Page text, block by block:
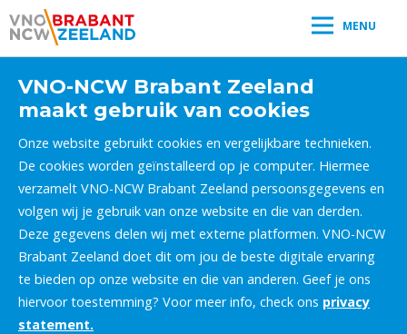
MENU
VNO-NCW Brabant Zeeland
maakt gebruik van cookies
Onze website gebruikt cookies en vergelijkbare technieken.
De cookies worden geïnstalleerd op je computer. Hiermee
verzamelt VNO-NCW Brabant Zeeland persoonsgegevens en
volgen wij je gebruik van onze website en die van derden.
Deze gegevens delen wij met externe platformen. VNO-NCW
Brabant Zeeland doet dit om jou de beste digitale ervaring
te bieden op onze website en die van anderen. Geef je ons
hiervoor toestemming? Voor meer info, check ons privacy
statement.